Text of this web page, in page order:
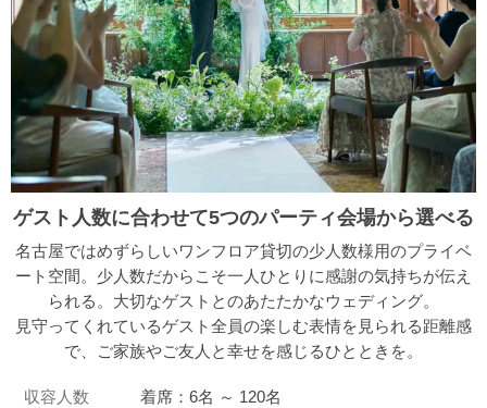
ゲスト人数に合わせて5つのパーティ会場から選べる
名古屋ではめずらしいワンフロア貸切の少人数様用のプライベ
ート空間。少人数だからこそ一人ひとりに感謝の気持ちが伝え
られる。大切なゲストとのあたたかなウェディング。
見守ってくれているゲスト全員の楽しむ表情を見られる距離感
で、ご家族やご友人と幸せを感じるひとときを。
収容人数 着席：6名 ～ 120名